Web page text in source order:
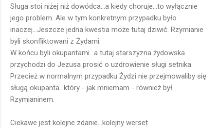
Sługa stoi niżej niż dowódca...a kiedy choruje...to wyłącznie
jego problem. Ale w tym konkretnym przypadku było
inaczej...Jeszcze jedna kwestia może tutaj dziwić. Rzymianie
byli skonfliktowani z Żydami.
W końcu byli okupantami...a tutaj starszyzna żydowska
przychodzi do Jezusa prosić o uzdrowienie sługi setnika.
Przecież w normalnym przypadku Żydzi nie przejmowaliby się
sługą okupanta...który - jak mniemam - również był
Rzymianinem.
Ciekawe jest kolejne zdanie...kolejny werset